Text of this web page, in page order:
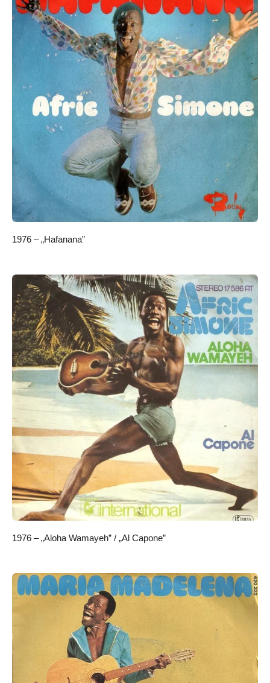
1976 – „Hafanana”
1976 – „Aloha Wamayeh” / „Al Capone”